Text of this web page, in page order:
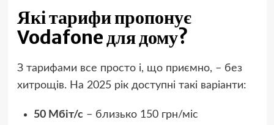
Які тарифи пропонує
Vodafone для дому?
З тарифами все просто і, що приємно, – без
хитрощів. На 2025 рік доступні такі варіанти:
50 Мбіт/с– близько 150 грн/міс